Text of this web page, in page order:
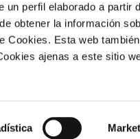
un perfil elaborado a partir
obtener la información
Cookies. Esta web también
ajenas a este sitio